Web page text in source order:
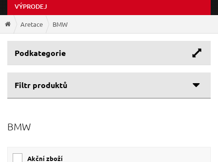
VÝPRODEJ
Aretace BMW
Podkategorie
Filtr produktů
Výrobce
SIXTOL(5)
BMW
Akční zboží